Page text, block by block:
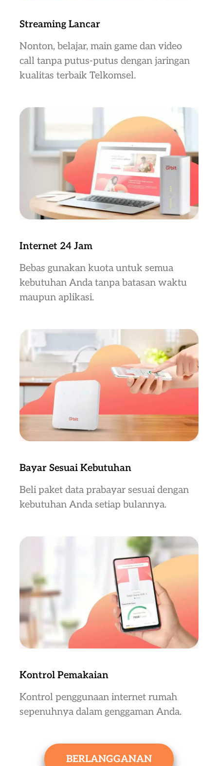
Streaming Lancar
Nonton, belajar, main game dan video
call tanpa putus-putus dengan jaringan
kualitas terbaik Telkomsel.
Internet 24 Jam
Bebas gunakan kuota untuk semua
kebutuhan Anda tanpa batasan waktu
maupun aplikasi.
Bayar Sesuai Kebutuhan
Beli paket data prabayar sesuai dengan
kebutuhan Anda setiap bulannya.
Kontrol Pemakaian
Kontrol penggunaan internet rumah
sepenuhnya dalam genggaman Anda.
BERLANGGANAN